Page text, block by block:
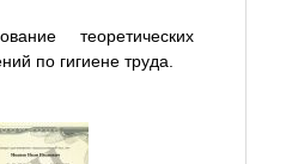
теоретических
по гигиене труда.